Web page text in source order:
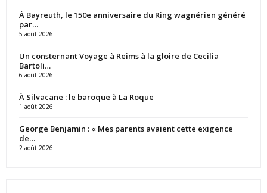
À Bayreuth, le 150e anniversaire du Ring wagnérien généré
par…
5 août 2026
Un consternant Voyage à Reims à la gloire de Cecilia
Bartoli…
6 août 2026
À Silvacane : le baroque à La Roque
1 août 2026
George Benjamin : « Mes parents avaient cette exigence
de…
2 août 2026